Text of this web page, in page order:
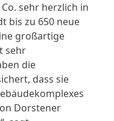
sehr herzlich in
bis zu 650 neue
großartige
sehr
die
dass sie
Dorstener